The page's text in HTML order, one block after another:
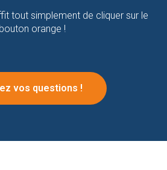
tout simplement de cliquer sur le
bouton orange !
vos questions !